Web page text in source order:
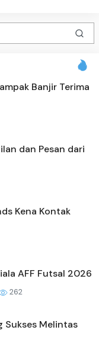
Banjir Terima
dan Pesan dari
Kena Kontak
AFF Futsal 2026
262
Sukses Melintas